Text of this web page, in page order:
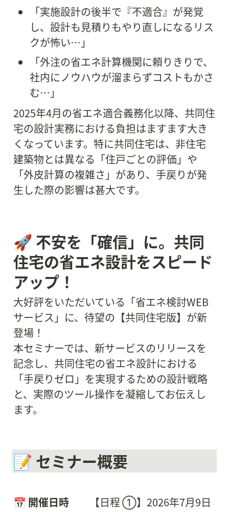
「実施設計の後半で『不適合』が発覚
し、設計も見積りもやり直しになるリス
クが怖い…」
「外注の省エネ計算機関に頼りきりで、
社内にノウハウが溜まらずコストもかさ
む…」
2025年4月の省エネ適合義務化以降、共同住
宅の設計実務における負担はますます大き
くなっています。特に共同住宅は、非住宅
建築物とは異なる「住戸ごとの評価」や
「外皮計算の複雑さ」があり、手戻りが発
生した際の影響は甚大です。
🚀 不安を「確信」に。共同
住宅の省エネ設計をスピード
アップ！
大好評をいただいている「省エネ検討WEB
サービス」に、待望の【共同住宅版】が新
登場！
本セミナーでは、新サービスのリリースを
記念し、共同住宅の省エネ設計における
「手戻りゼロ」を実現するための設計戦略
と、実際のツール操作を凝縮してお伝えし
ます。
📝 セミナー概要
📅 開催日時 【日程 ①】 2026年7月9日